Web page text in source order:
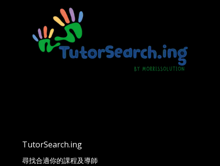
TutorSearch.ing
尋找合適你的課程及導師